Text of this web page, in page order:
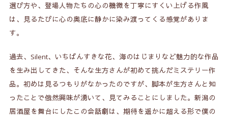
選び方や、登場人物たちの心の機微を丁寧にすくい上げる作風
は、見るたびに心の奥底に静かに染み渡ってくる感覚がありま
す。
過去、Silent、いちばんすきな花、海のはじまりなど魅力的な作品
を生み出してきた、そんな生方さんが初めて挑んだミステリー作
品。初めは見るつもりがなかったのですが、脚本が生方さんと知
ったことで俄然興味が湧いて、見てみることにしました。新潟の
居酒屋を舞台にしたこの会話劇は、期待を遥かに超える形で僕の